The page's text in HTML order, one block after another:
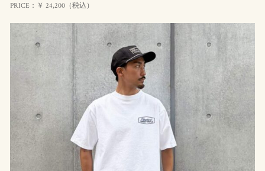
PRICE：￥ 24,200（税込 ）